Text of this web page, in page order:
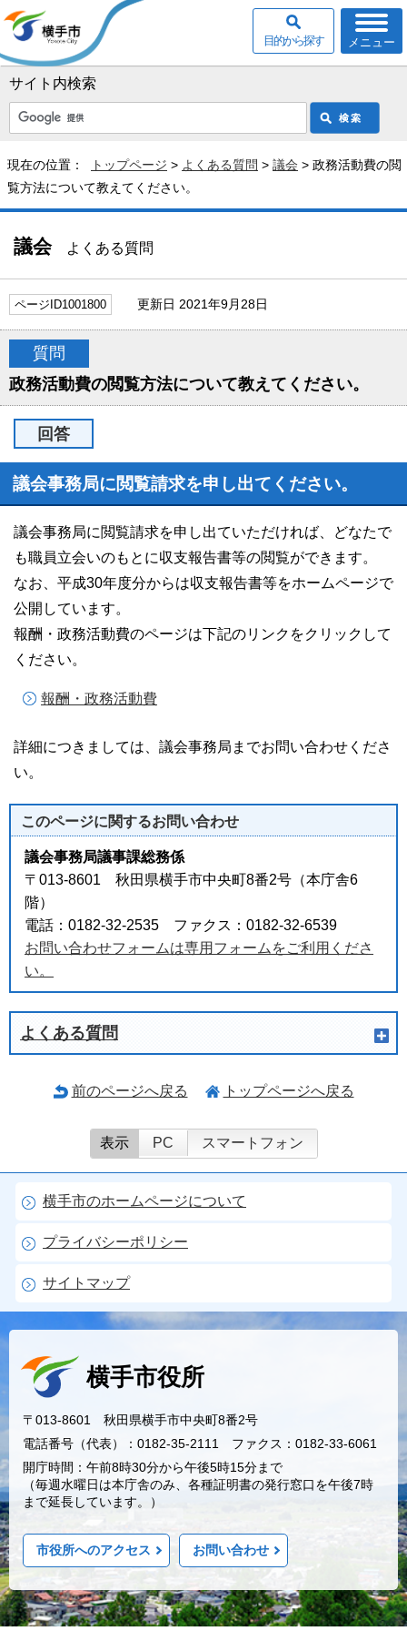
サイト内検索
メニュー
目的から探す
現在の位置： トップページ > よくある質問 > 議会 > 政務活動費の閲
覧方法について教えてください。
議会よくある質問
ページID1001800 更新日 2021年9月28日
質問
政務活動費の閲覧方法について教えてください。
回答
議会事務局に閲覧請求を申し出てください。
議会事務局に閲覧請求を申し出ていただければ、どなたで
も職員立会いのもとに収支報告書等の閲覧ができます。
なお、平成30年度分からは収支報告書等をホームページで
公開しています。
報酬・政務活動費のページは下記のリンクをクリックして
ください。
報酬・政務活動費
詳細につきましては、議会事務局までお問い合わせくださ
い。
このページに関するお問い合わせ
議会事務局議事課総務係
〒013-8601 秋田県横手市中央町8番2号（本庁舎6
階）
電話：0182-32-2535 ファクス：0182-32-6539
お問い合わせフォームは専用フォームをご利用くださ
い。
よくある質問
前のページへ戻る トップページへ戻る
表示 PC スマートフォン
横手市のホームページについて
プライバシーポリシー
サイトマップ
横手市役所
〒013-8601 秋田県横手市中央町8番2号
電話番号（代表）：0182-35-2111 ファクス：0182-33-6061
開庁時間：午前8時30分から午後5時15分まで
（毎週水曜日は本庁舎のみ、各種証明書の発行窓口を午後7時
まで延長しています。）
市役所へのアクセス お問い合わせ